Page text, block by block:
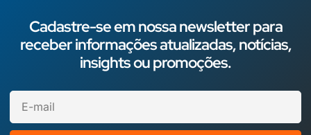
Cadastre-se em nossa newsletter para
receber informações atualizadas, notícias,
insights ou promoções.